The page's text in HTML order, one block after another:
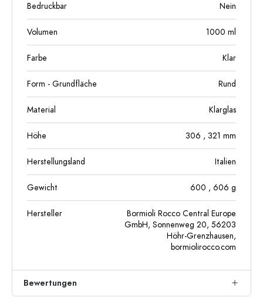
Bedruckbar Nein
Volumen 1000 ml
Farbe Klar
Form - Grundfläche Rund
Material Klarglas
Höhe 306 , 321 mm
Herstellungsland Italien
Gewicht 600 , 606 g
Hersteller
Bormioli Rocco Central Europe
GmbH, Sonnenweg 20, 56203
Höhr-Grenzhausen,
bormiolirocco.com
Bewertungen